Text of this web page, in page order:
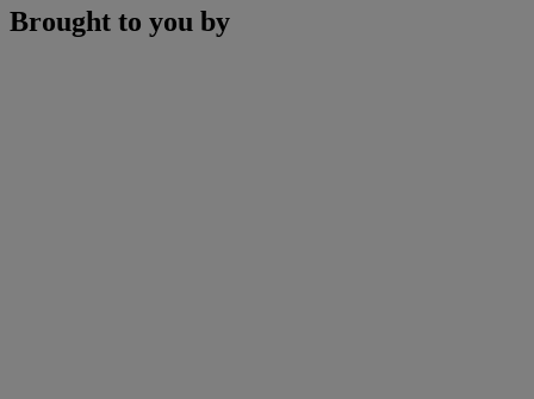
Brought to you by